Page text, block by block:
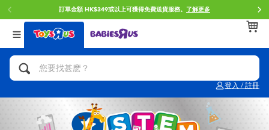
訂單金額 HK$349或以上可獲得免費送貨服務。 了解更多
登入 / 註冊
返回
分類目錄
人氣英雄,角色扮演,射擊玩具
單車,滑板車,騎乘車
返回
品牌
Brunch Brother 早午餐兄弟
Toy Story反斗奇兵
返回
年齢
0~2歳